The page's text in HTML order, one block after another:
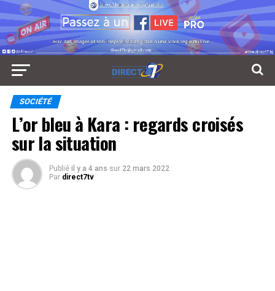
SOCIÉTÉ
L’or bleu à Kara : regards croisés
sur la situation
Publié il y a 4 ans sur 22 mars 2022
Par direct7tv